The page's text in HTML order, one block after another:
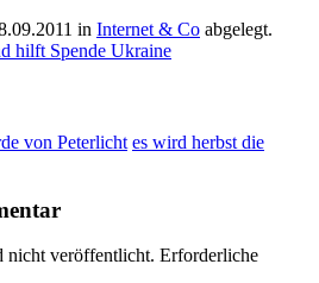
in Internet & Co abgelegt.
von Peterlicht es wird herbst die
nicht veröffentlicht. Erforderliche